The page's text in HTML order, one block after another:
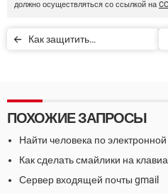
должно осуществляться со ссылкой на
Как защитить
ПОХОЖИЕ ЗАПРОСЫ
Найти человека по
Как сделать смайлики на
Сервер входящей почты gmail